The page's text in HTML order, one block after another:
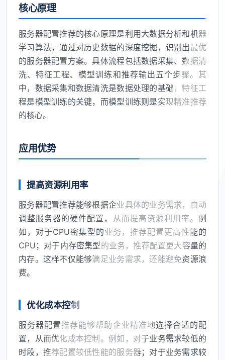
核心原理
服务器配置推荐的核心原理是利用大数据分析和机器
学习算法，通过对历史数据的深度挖掘，识别出最优
的服务器配置方案。具体流程包括数据采集、数据清
洗、特征工程、模型训练和推荐输出五个步骤。其
中，数据采集和数据清洗是数据处理的基础，特征工
程是模型训练的关键，而模型训练则是实现精准推荐
的核心。
应用优势
提高资源利用率
服务器配置推荐能够根据企业具体的业务需求，自动
调整服务器的硬件配置，从而提高资源利用率。例
如，对于CPU密集型的业务，推荐配置更高性能的
CPU；对于内存密集型的业务，推荐配置更大容量的
内存。这样不仅能够满足业务需求，还能避免资源浪
费。
优化成本控制
服务器配置推荐能够帮助企业精准地选择合适的配
置，从而优化成本控制。例如，对于业务需求较低的
时段，推荐配置较低性能的服务器；对于业务需求较